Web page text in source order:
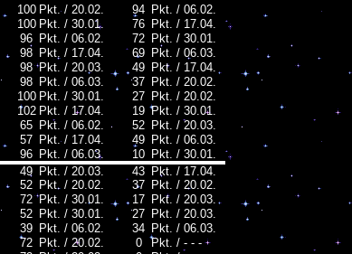
100 Pkt. / 20.02. 94 Pkt. / 06.02.
100 Pkt. / 30.01. 76 Pkt. / 17.04.
96 Pkt. / 06.02. 72 Pkt. / 30.01.
98 Pkt. / 17.04. 69 Pkt. / 06.03.
98 Pkt. / 20.03. 49 Pkt. / 17.04.
98 Pkt. / 06.03. 37 Pkt. / 20.02.
100 Pkt. / 30.01. 27 Pkt. / 20.02.
102 Pkt. / 17.04. 19 Pkt. / 30.01.
65 Pkt. / 06.02. 52 Pkt. / 20.03.
57 Pkt. / 17.04. 49 Pkt. / 06.03.
96 Pkt. / 06.03. 10 Pkt. / 30.01.
49 Pkt. / 20.03. 43 Pkt. / 17.04.
52 Pkt. / 20.02. 37 Pkt. / 20.02.
72 Pkt. / 30.01. 17 Pkt. / 20.03.
52 Pkt. / 30.01. 27 Pkt. / 20.03.
39 Pkt. / 06.02. 34 Pkt. / 06.03.
72 Pkt. / 20.02. 0
Pkt. / - - -